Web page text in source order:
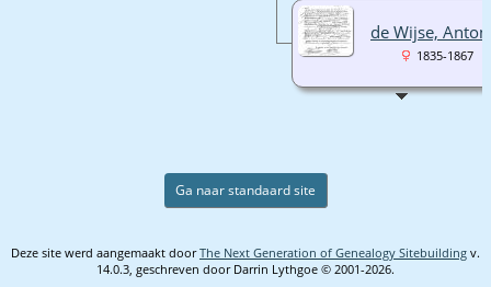
de Wijse,
1835-1867
Ga naar standaard site
Deze site werd aangemaakt doorThe Next Generation of Genealogy Sitebuilding v.
14.0.3, geschreven door Darrin Lythgoe © 2001-2026.